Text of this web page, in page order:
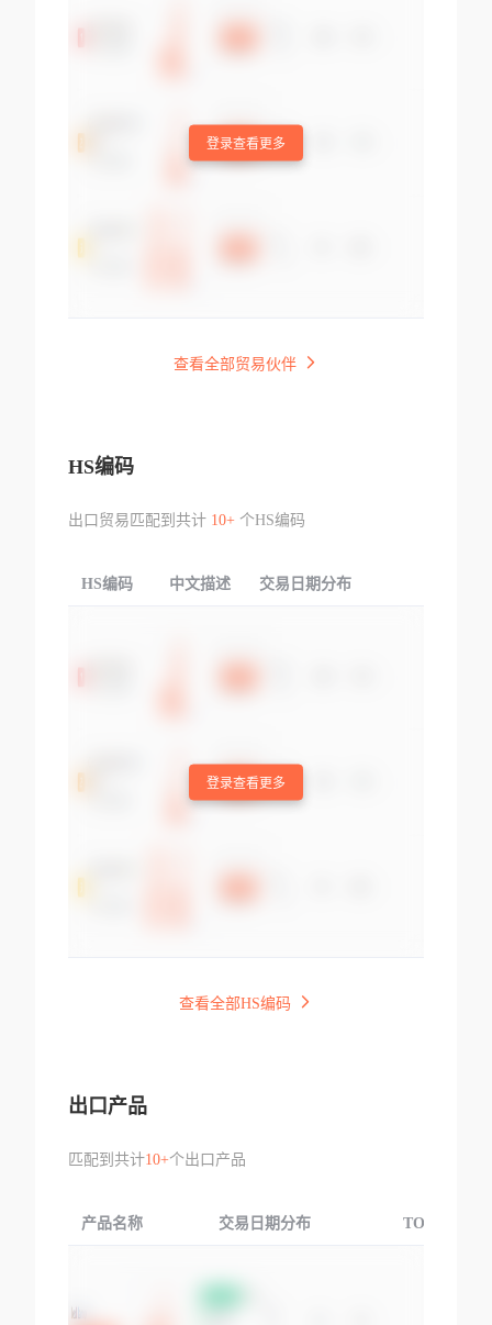
登录查看更多
查看全部贸易伙伴
HS编码
出口贸易匹配到共计 10+个HS编码
HS编码 中文描述 交易日期分布
登录查看更多
查看全部HS编码
出口产品
匹配到共计10+个出口产品
产品名称 交易日期分布 TOP3交易国